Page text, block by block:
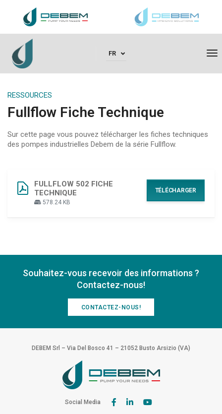
FR
RESSOURCES
Fullflow Fiche Technique
Sur cette page vous pouvez télécharger les fiches techniques
des pompes industrielles Debem de la série Fullflow.
FULLFLOW 502 FICHE
TECHNIQUE
578.24 KB
TÉLÉCHARGER
Souhaitez-vous recevoir des informations ?
Contactez-nous!
CONTACTEZ-NOUS!
DEBEM Srl – Via Del Bosco 41 – 21052 Busto Arsizio (VA)
Social Media